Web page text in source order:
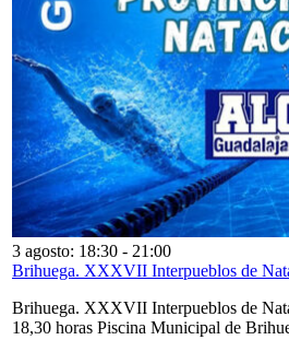
3 agosto: 18:30 - 21:00
Brihuega. XXXVII Interpueblos de
Brihuega. XXXVII Interpueblos de
18,30 horas Piscina Municipal de